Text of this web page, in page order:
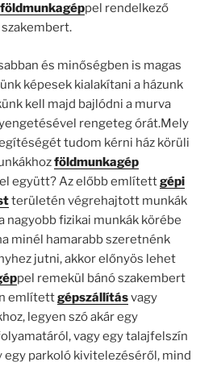
pel rendelkező
szakembert.
és minőségben is magas
képesek kialakítani a házunk
kell majd bajlódni a murva
rengeteg órát.Mely
tudom kérni ház körüli
földmunkagép
együtt? Az előbb említettgépi
területén végrehajtott munkák
nagyobb fizikai munkák körébe
minél hamarabb szeretnénk
jutni, akkor előnyös lehet
pel remekül bánó szakembert
említettgépszállításvagy
legyen szó akár egy
vagy egy talajfelszín
parkoló kivitelezéséről, mind